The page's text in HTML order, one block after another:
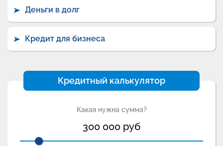
Деньги в долг
Кредит для бизнеса
Кредитный калькулятор
Какая нужна сумма?
300 000 руб